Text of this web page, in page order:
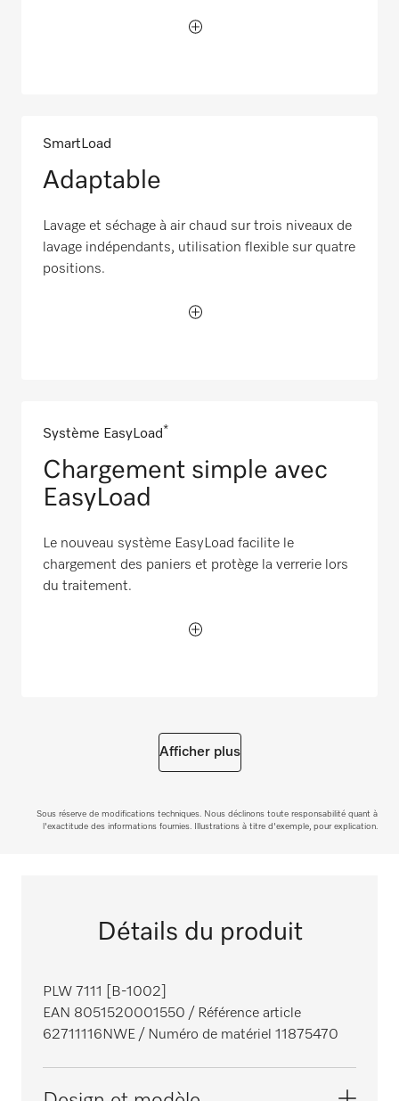
SmartLoad
Adaptable
Lavage et séchage à air chaud sur trois niveaux de
lavage indépendants, utilisation flexible sur quatre
positions.
Système EasyLoad*
Chargement simple avec
EasyLoad
Le nouveau système EasyLoad facilite le
chargement des paniers et protège la verrerie lors
du traitement.
Afficher plus
Sous réserve de modifications techniques. Nous déclinons toute responsabilité quant à
l'exactitude des informations fournies. Illustrations à titre d'exemple, pour explication.
Détails du produit
PLW 7111 [B-1002]
EAN 8051520001550 / Référence article
62711116NWE / Numéro de matériel 11875470